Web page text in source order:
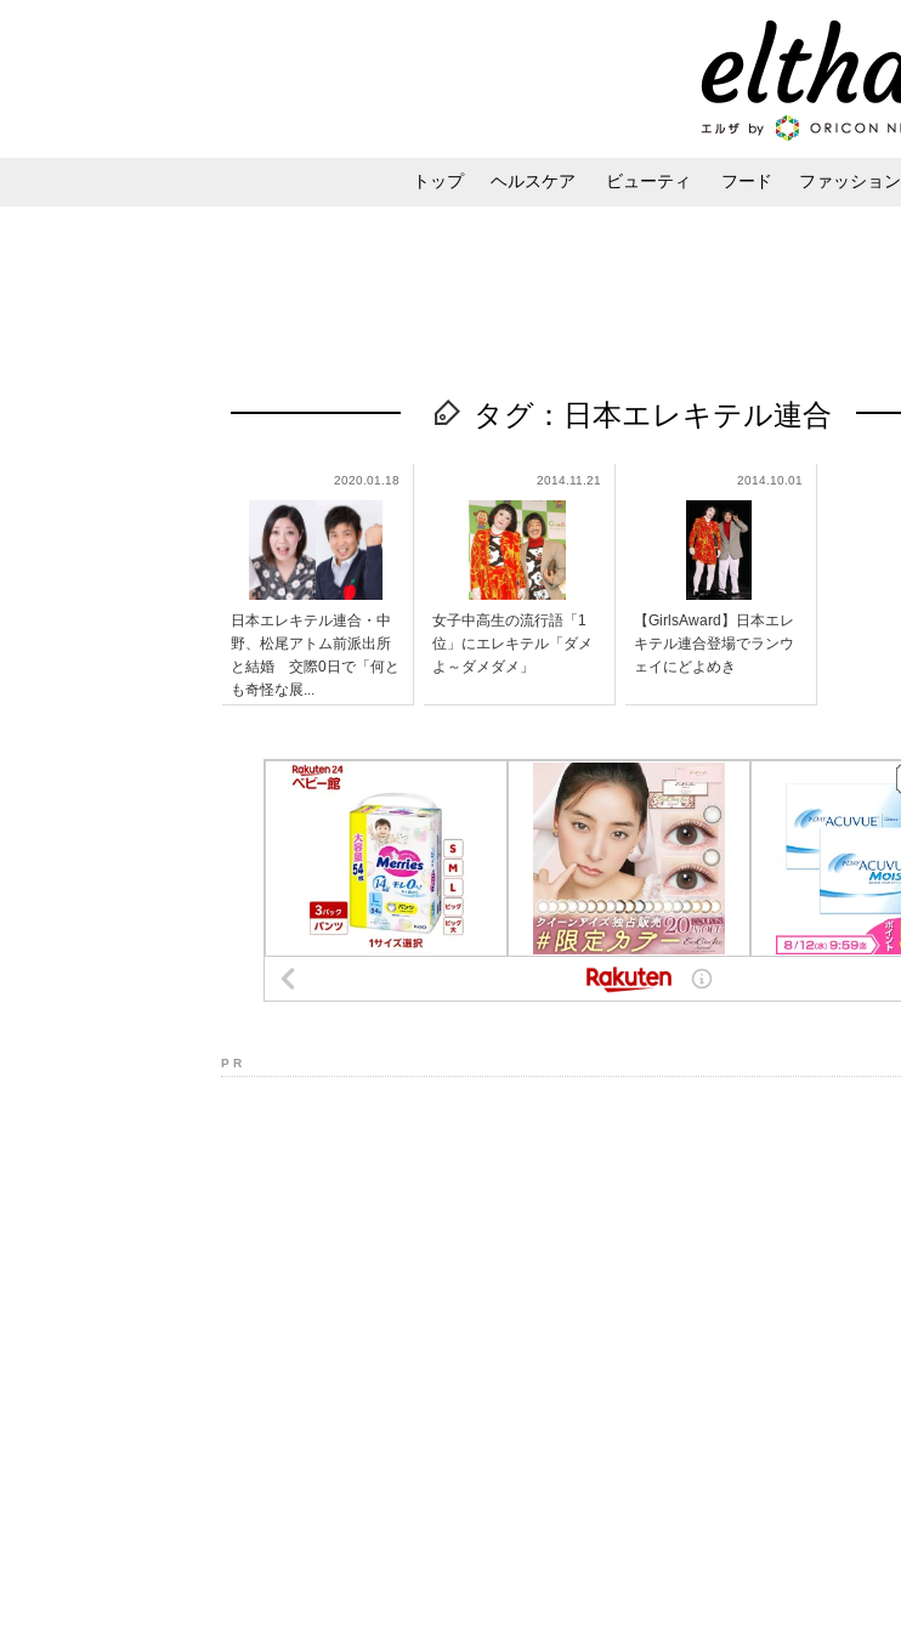
トップ ヘルスケア ビューティ フード ファッション
タグ：日本エレキテル連合
2020.01.18
日本エレキテル連合・中
野、松尾アトム前派出所
と結婚 交際0日で「何と
も奇怪な展...
2014.11.21
女子中高生の流行語「1
位」にエレキテル「ダメ
よ～ダメダメ」
2014.10.01
【GirlsAward】日本エレ
キテル連合登場でランウ
ェイにどよめき
P R